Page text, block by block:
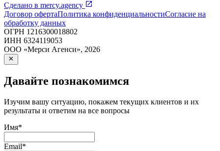
Сделано в mercy.agency
Договор офертаПолитика конфиденциальностиСогласие на
обработку данных
ОГРН 1216300018802
ИНН 6324119053
ООО «Мерси Агенси», 2026
Давайте познакомимся
Изучим вашу ситуацию, покажем текущих клиентов и их
результаты и ответим на все вопросы
Имя*
Email*